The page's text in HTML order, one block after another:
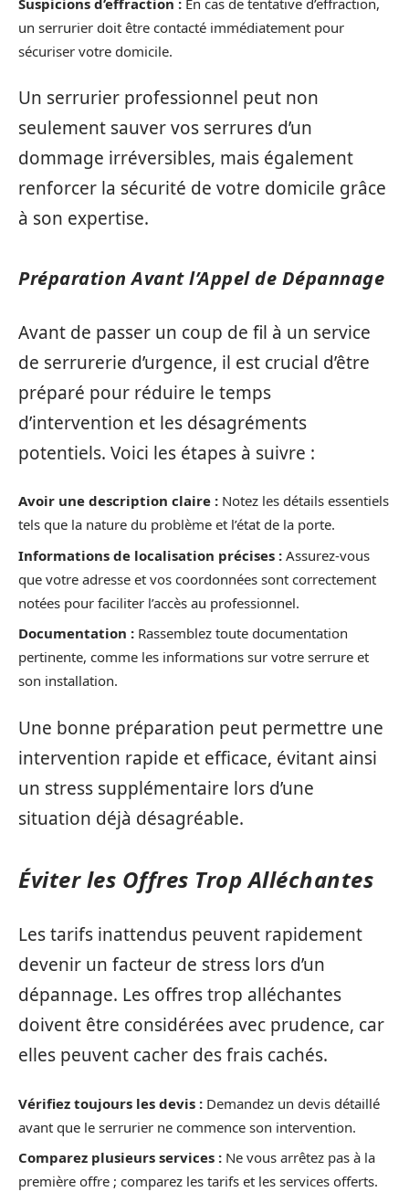
un serrurier doit être contacté immédiatement pour
sécuriser votre domicile.
Un serrurier professionnel peut non
seulement sauver vos serrures d’un
dommage irréversibles, mais également
renforcer la sécurité de votre domicile grâce
à son expertise.
Préparation Avant l’Appel de Dépannage
Avant de passer un coup de fil à un service
de serrurerie d’urgence, il est crucial d’être
préparé pour réduire le temps
d’intervention et les désagréments
potentiels. Voici les étapes à suivre :
Avoir une description claire : Notez les détails essentiels
tels que la nature du problème et l’état de la porte.
Informations de localisation précises : Assurez-vous
que votre adresse et vos coordonnées sont correctement
notées pour faciliter l’accès au professionnel.
Documentation : Rassemblez toute documentation
pertinente, comme les informations sur votre serrure et
son installation.
Une bonne préparation peut permettre une
intervention rapide et efficace, évitant ainsi
un stress supplémentaire lors d’une
situation déjà désagréable.
Éviter les Offres Trop Alléchantes
Les tarifs inattendus peuvent rapidement
devenir un facteur de stress lors d’un
dépannage. Les offres trop alléchantes
doivent être considérées avec prudence, car
elles peuvent cacher des frais cachés.
Vérifiez toujours les devis : Demandez un devis détaillé
avant que le serrurier ne commence son intervention.
Comparez plusieurs services : Ne vous arrêtez pas à la
première offre ; comparez les tarifs et les services offerts.